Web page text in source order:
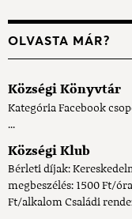
OLVASTA MÁR?
Községi Könyvtár
Kategória Facebook
...
Községi Klub
Bérleti díjak:
megbeszélés: 1500 Ft/
Ft/alkalom Családi